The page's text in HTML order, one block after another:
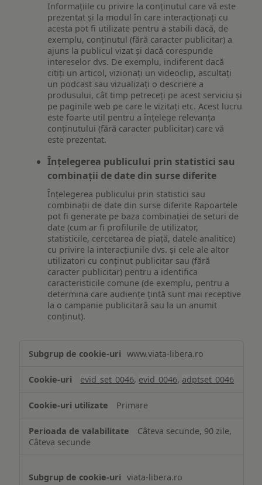
Informațiile cu privire la conținutul care vă este
prezentat și la modul în care interacționați cu
acesta pot fi utilizate pentru a stabili dacă, de
exemplu, conținutul (fără caracter publicitar) a
ajuns la publicul vizat și dacă corespunde
intereselor dvs. De exemplu, indiferent dacă
citiți un articol, vizionați un videoclip, ascultați
un podcast sau vizualizați o descriere a
produsului, cât timp petreceți pe acest serviciu și
pe paginile web pe care le vizitați etc. Acest lucru
este foarte util pentru a înțelege relevanța
conținutului (fără caracter publicitar) care vă
este prezentat.
Înțelegerea publicului prin statistici sau
combinații de date din surse diferite
Înțelegerea publicului prin statistici sau
combinații de date din surse diferite Rapoartele
pot fi generate pe baza combinației de seturi de
date (cum ar fi profilurile de utilizator,
statisticile, cercetarea de piață, datele analitice)
cu privire la interacțiunile dvs. și cele ale altor
utilizatori cu conținut publicitar sau (fără
caracter publicitar) pentru a identifica
caracteristicile comune (de exemplu, pentru a
determina care audiențe țintă sunt mai receptive
la o campanie publicitară sau la un anumit
conținut).
www.viata-libera.ro
evid_set_0046, evid_0046, adptset_0046
Primare
Câteva secunde, 90 zile,
Câteva secunde
viata-libera.ro